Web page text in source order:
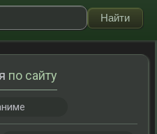
по сайту